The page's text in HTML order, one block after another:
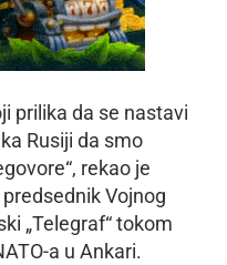
prilika da se nastavi
Rusiji da smo
rekao je
Vojnog
„Telegraf“ tokom
a u Ankari.